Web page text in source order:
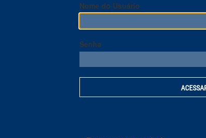
Nome do Usuário
Senha